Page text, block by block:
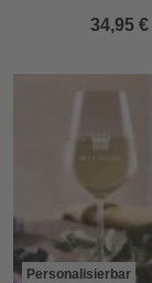
34,95 €
Personalisierbar